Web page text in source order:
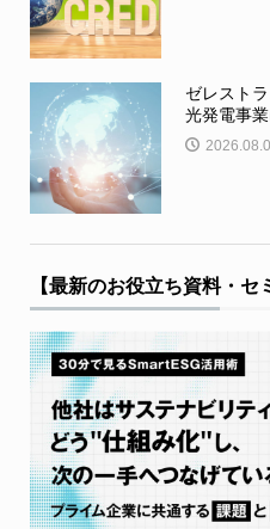
ゼレスト
光発電事業
【最新のお役立ち資料・セ